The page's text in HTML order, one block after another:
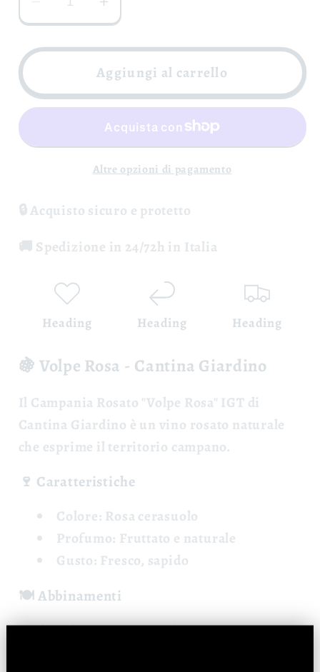
Diminuisci
quantità
per
Campania
Rosato
Volpe
IGT
Giardino
Aumenta
quantità
per
Campania
Volpe
Rosa
IGT
-
Giardino
Aggiungi al carrello
Altre opzioni di pagamento
🔒 Acquisto sicuro e protetto
🚚 Spedizione in 24/72h in Italia
Heading Heading Heading
🍇 Volpe Rosa - Cantina Giardino
Il Campania Rosato "Volpe Rosa" IGT di
Cantina Giardino è un vino rosato naturale
che esprime il territorio campano.
🍷 Caratteristiche
Colore: Rosa cerasuolo
Profumo: Fruttato e naturale
Gusto: Fresco, sapido
🍽️ Abbinamenti
Antipasti, pasta, pesce, pizza.